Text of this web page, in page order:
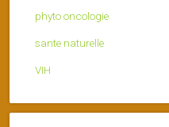
phyto oncologie
sante naturelle
VIH